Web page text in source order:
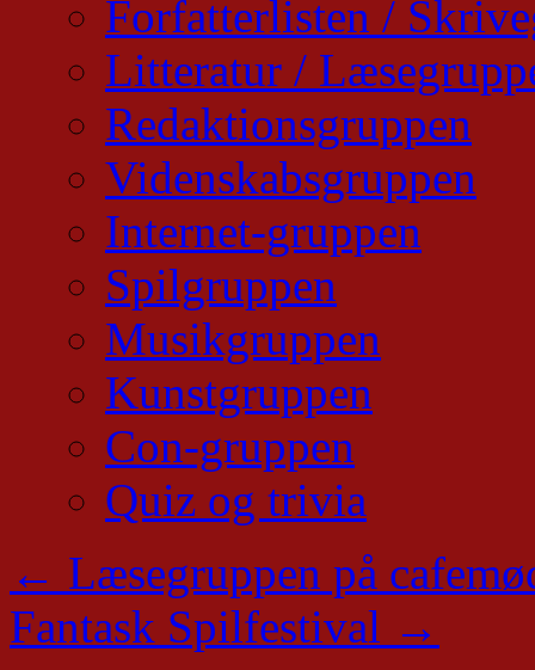
Forfatterlisten /
Litteratur /
Redaktionsgruppen
Videnskabsgruppen
Internet-gruppen
Spilgruppen
Musikgruppen
Kunstgruppen
Con-gruppen
Quiz og trivia
← Læsegruppen på
Fantask Spilfestival →